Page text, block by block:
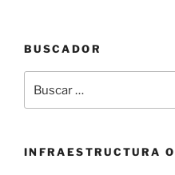
festival
BUSCADOR
por:
INFRAESTRUCTURA